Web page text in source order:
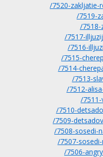
/7520-zakljatie-
/7519-
/7518-
/7517-
/7516-
/7515-
/7514-
/7513-
/7512-
/
/7510-
/7509-
/7508-sosedi-
/7507-
/7506-